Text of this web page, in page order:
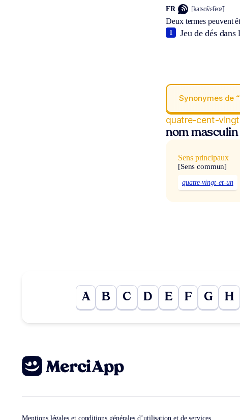
FR [katsɑ̃vɛ̃teœ̃]
Deux termes peuvent
Jeu de dés
1
Synonymes de
quatre-cent-
nom
Sens principaux
[Sens commun]
quatre-vingt-et-un
A B C D E F G H
Mentions légales et conditions générales d’utilisation et de services